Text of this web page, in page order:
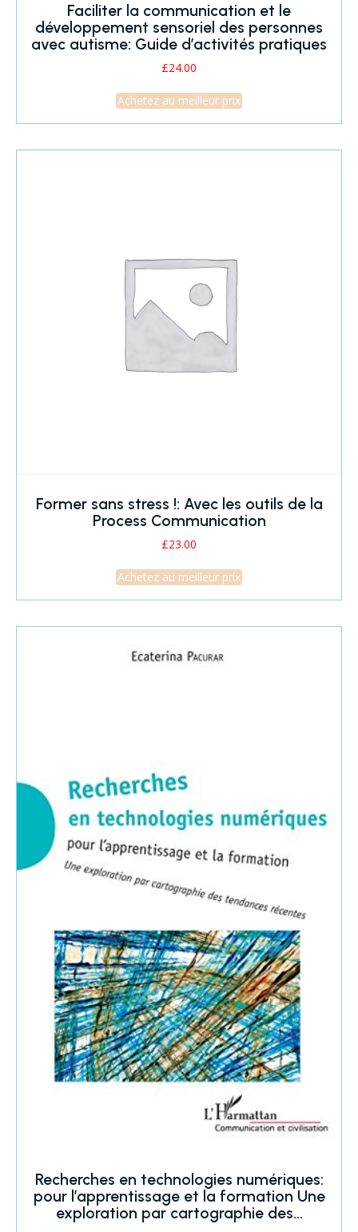
Faciliter la communication et le
développement sensoriel des personnes
avec autisme: Guide d’activités pratiques
£24.00
Achetez au meilleur prix
Former sans stress !: Avec les outils de la
Process Communication
£23.00
Achetez au meilleur prix
Recherches en technologies numériques:
pour l’apprentissage et la formation Une
exploration par cartographie des…